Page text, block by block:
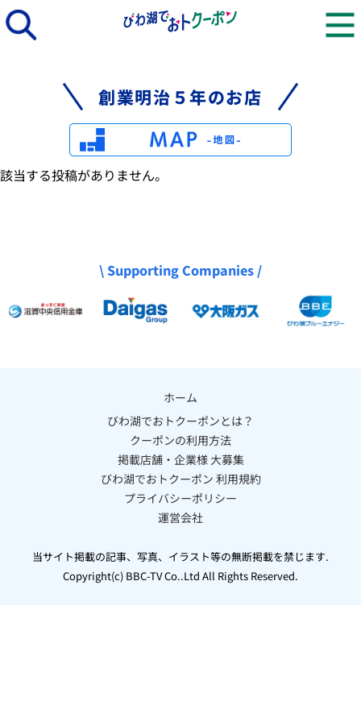
創業明治５年のお店
該当する投稿がありません。
\ Supporting Companies /
ホーム
びわ湖でおトクーポンとは？
クーポンの利用方法
掲載店舗・企業様 大募集
びわ湖でおトクーポン 利用規約
プライバシーポリシー
運営会社
当サイト掲載の記事、写真、イラスト等の無断掲載を禁じます.
Copyright(c) BBC-TV Co..Ltd All Rights Reserved.